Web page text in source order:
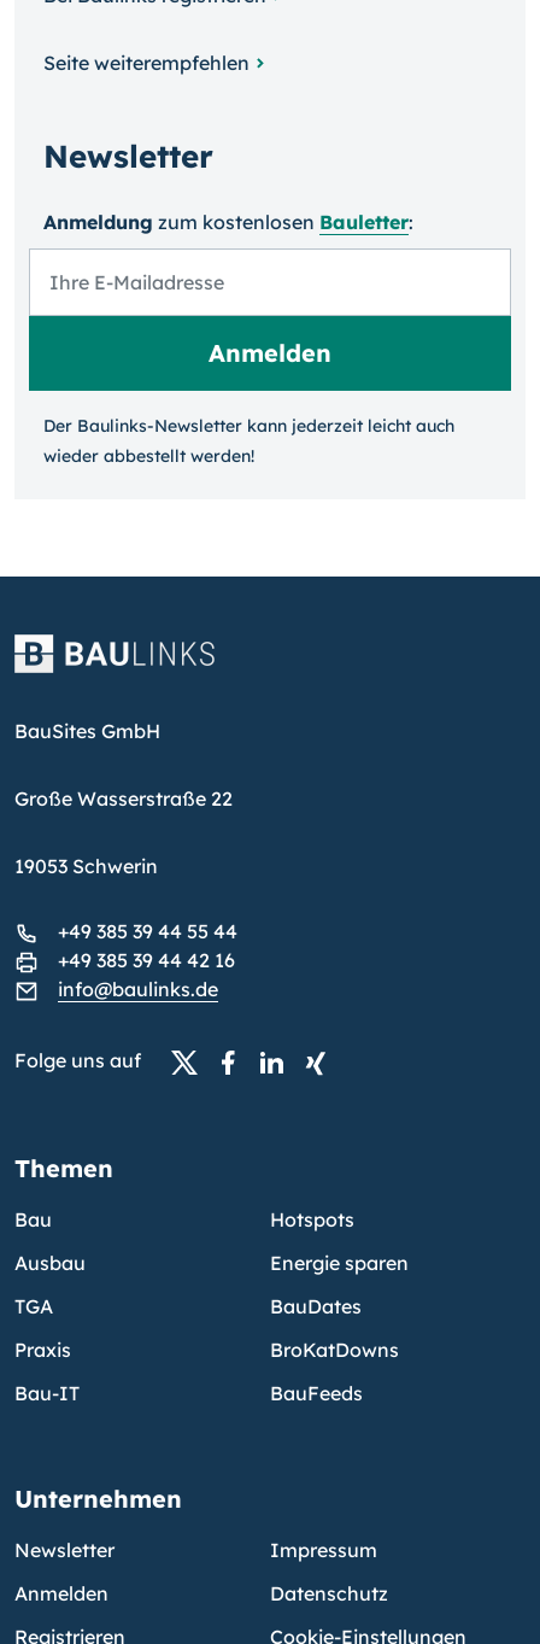
Seite weiterempfehlen
Newsletter
Anmeldung zum kosten­losen Bauletter:
Der Baulinks-Newsletter kann jeder­zeit leicht auch
wieder ab­bestellt werden!
BauSites GmbH
Große Wasserstraße 22
19053 Schwerin
+49 385 39 44 55 44
+49 385 39 44 42 16
info@baulinks.de
Folge uns auf
Themen
Bau
Ausbau
TGA
Praxis
Bau-IT
Hotspots
Energie sparen
BauDates
BroKatDowns
BauFeeds
Unternehmen
Newsletter
Anmelden
Registrieren
Impressum
Datenschutz
Cookie-Einstellungen